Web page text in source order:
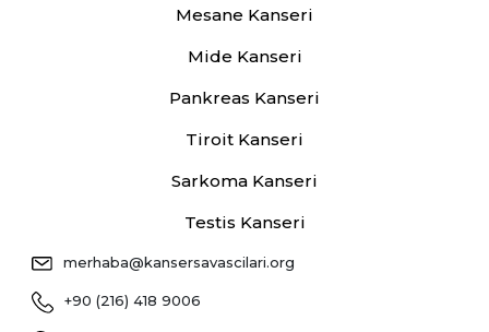
Mesane Kanseri
Mide Kanseri
Pankreas Kanseri
Tiroit Kanseri
Sarkoma Kanseri
Testis Kanseri
merhaba@kansersavascilari.org
+90 (216) 418 9006